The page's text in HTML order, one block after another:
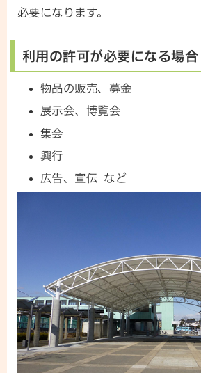
必要になります。
利用の許可が必要になる場合
物品の販売、募金
展示会、博覧会
集会
興行
広告、宣伝 など